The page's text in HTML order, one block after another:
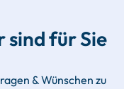
sind für Sie
& Wünschen zu